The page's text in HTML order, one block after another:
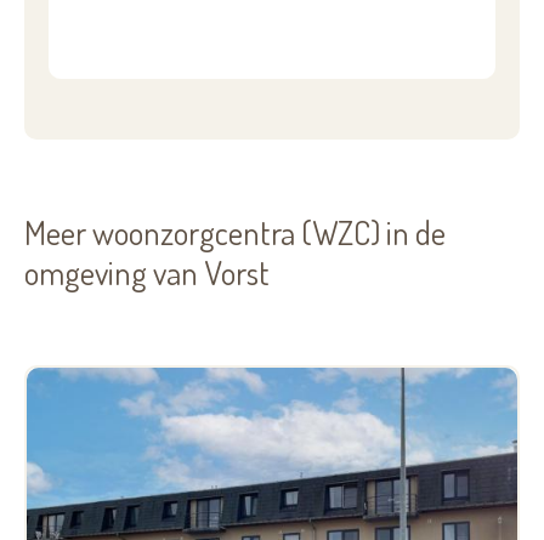
Meer woonzorgcentra (WZC) in de
omgeving van Vorst